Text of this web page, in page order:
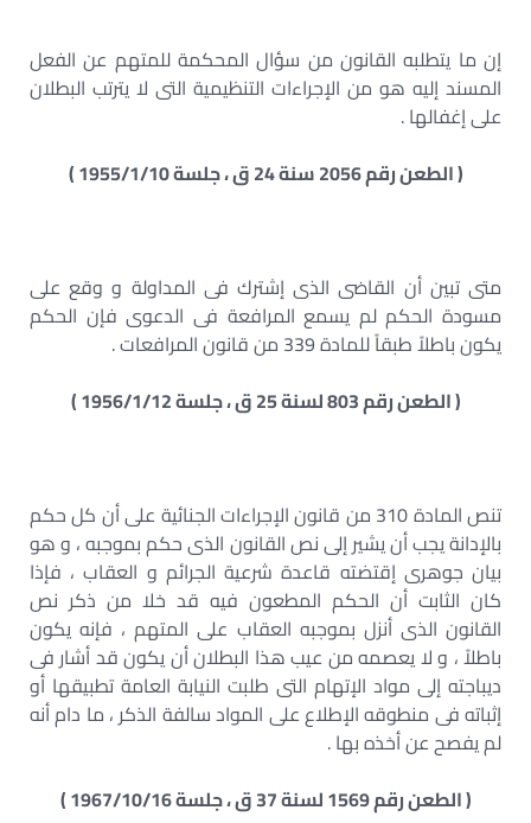
إن ما يتطلبه القانون من سؤال المحكمة للمتهم عن الفعل
المسند إليه هو من الإجراءات التنظيمية التى لا يترتب البطلان
على إغفالها .
( الطعن رقم 2056 سنة 24 ق ، جلسة 1955/1/10 )
متى تبين أن القاضى الذى إشترك فى المداولة و وقع على
مسودة الحكم لم يسمع المرافعة فى الدعوى فإن الحكم
يكون باطلاً طبقاً للمادة 339 من قانون المرافعات .
( الطعن رقم 803 لسنة 25 ق ، جلسة 1956/1/12 )
تنص المادة 310 من قانون الإجراءات الجنائية على أن كل حكم
بالإدانة يجب أن يشير إلى نص القانون الذى حكم بموجبه ، و هو
بيان جوهرى إقتضته قاعدة شرعية الجرائم و العقاب ، فإذا
كان الثابت أن الحكم المطعون فيه قد خلا من ذكر نص
القانون الذى أنزل بموجبه العقاب على المتهم ، فإنه يكون
باطلاً ، و لا يعصمه من عيب هذا البطلان أن يكون قد أشار فى
ديباجته إلى مواد الإتهام التى طلبت النيابة العامة تطبيقها أو
إثباته فى منطوقه الإطلاع على المواد سالفة الذكر ، ما دام أنه
لم يفصح عن أخذه بها .
( الطعن رقم 1569 لسنة 37 ق ، جلسة 1967/10/16 )